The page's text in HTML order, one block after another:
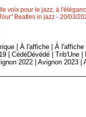
voix pour le jazz, à
Beatles in jazz - 20/03/
|À l'affiche |À l'affiche
|CédéDévédé |Trib'Une
2022 |Avignon 2023 |